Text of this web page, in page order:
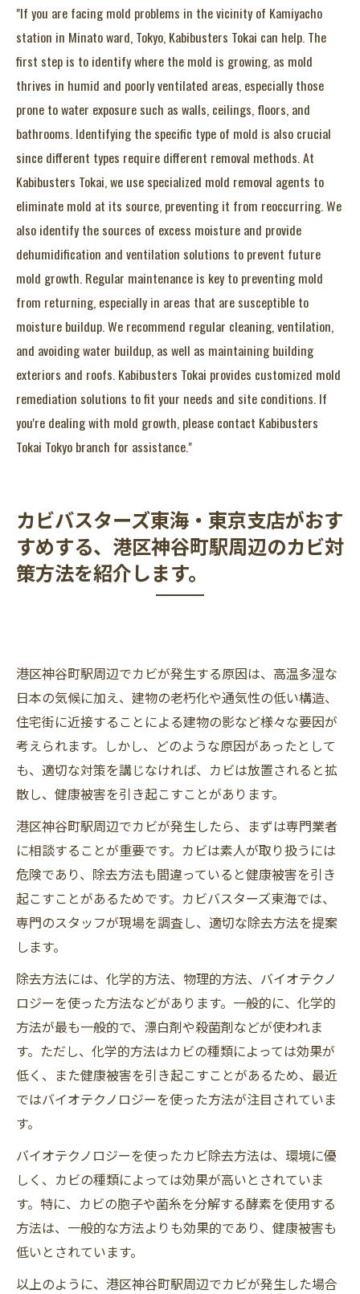
"If you are facing mold problems in the vicinity of Kamiyacho
station in Minato ward, Tokyo, Kabibusters Tokai can help. The
first step is to identify where the mold is growing, as mold
thrives in humid and poorly ventilated areas, especially those
prone to water exposure such as walls, ceilings, floors, and
bathrooms. Identifying the specific type of mold is also crucial
since different types require different removal methods. At
Kabibusters Tokai, we use specialized mold removal agents to
eliminate mold at its source, preventing it from reoccurring. We
also identify the sources of excess moisture and provide
dehumidification and ventilation solutions to prevent future
mold growth. Regular maintenance is key to preventing mold
from returning, especially in areas that are susceptible to
moisture buildup. We recommend regular cleaning, ventilation,
and avoiding water buildup, as well as maintaining building
exteriors and roofs. Kabibusters Tokai provides customized mold
remediation solutions to fit your needs and site conditions. If
you're dealing with mold growth, please contact Kabibusters
Tokai Tokyo branch for assistance."
カビバスターズ東海・東京支店がおす
すめする、港区神谷町駅周辺のカビ対
策方法を紹介します。
港区神谷町駅周辺でカビが発生する原因は、高温多湿な
日本の気候に加え、建物の老朽化や通気性の低い構造、
住宅街に近接することによる建物の影など様々な要因が
考えられます。しかし、どのような原因があったとして
も、適切な対策を講じなければ、カビは放置されると拡
散し、健康被害を引き起こすことがあります。
港区神谷町駅周辺でカビが発生したら、まずは専門業者
に相談することが重要です。カビは素人が取り扱うには
危険であり、除去方法も間違っていると健康被害を引き
起こすことがあるためです。カビバスターズ東海では、
専門のスタッフが現場を調査し、適切な除去方法を提案
します。
除去方法には、化学的方法、物理的方法、バイオテクノ
ロジーを使った方法などがあります。一般的に、化学的
方法が最も一般的で、漂白剤や殺菌剤などが使われま
す。ただし、化学的方法はカビの種類によっては効果が
低く、また健康被害を引き起こすことがあるため、最近
ではバイオテクノロジーを使った方法が注目されていま
す。
バイオテクノロジーを使ったカビ除去方法は、環境に優
しく、カビの種類によっては効果が高いとされていま
す。特に、カビの胞子や菌糸を分解する酵素を使用する
方法は、一般的な方法よりも効果的であり、健康被害も
低いとされています。
以上のように、港区神谷町駅周辺でカビが発生した場合